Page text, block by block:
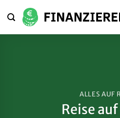
Inhalt
springen
ALLES AUF
Reise